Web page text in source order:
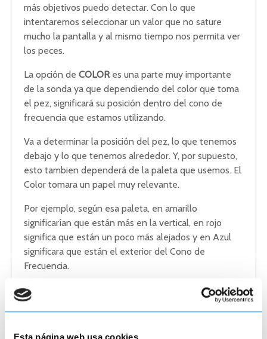
Esta página web usa cookies
más objetivos puedo detectar. Con lo que
intentaremos seleccionar un valor que no sature
mucho la pantalla y al mismo tiempo nos permita ver
los peces.
La opción de COLORes una parte muy importante
de la sonda ya que dependiendo del color que toma
el pez, significará su posición dentro del cono de
frecuencia que estamos utilizando.
Va a determinar la posición del pez, lo que tenemos
debajo y lo que tenemos alrededor. Y, por supuesto,
esto tambien dependerá de la paleta que usemos. El
Color tomara un papel muy relevante.
Por ejemplo, según esa paleta, en amarillo
significarían que están más en la vertical, en rojo
significa que están un poco más alejados y en Azul
significara que están el exterior del Cono de
Frecuencia.
Como hemos visto, el
es un gran avance
tecnológico que pone siempre a disposición el Grupo
B&G con cada una de sus actualizaciones gratuitas. El